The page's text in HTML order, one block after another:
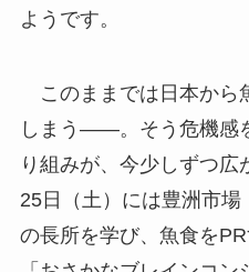
ようです。
このままでは日本から
しまう――。そう危機感
り組みが、今少しずつ広
25日（土）には豊洲市
の長所を学び、魚食を